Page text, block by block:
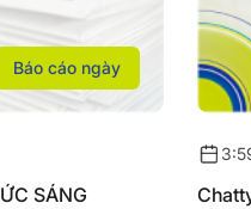
Báo cáo ngày
SÁNG